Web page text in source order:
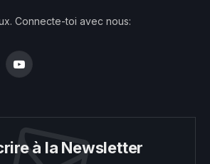
Connecte-toi avec nous:
YouTube
à la Newsletter